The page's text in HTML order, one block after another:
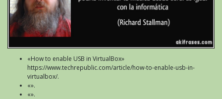
«How to enable USB in VirtualBox»
https://www.techrepublic.com/article/how-to-enable-usb-in-
virtualbox/.
«».
«».